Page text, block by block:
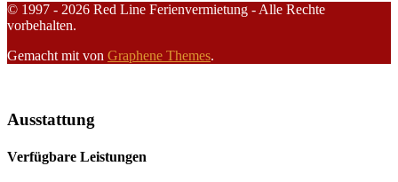
© 1997 - 2026 Red Line Ferienvermietung - Alle Rechte
vorbehalten.
Gemacht mit von Graphene Themes.
Ausstattung
Verfügbare Leistungen